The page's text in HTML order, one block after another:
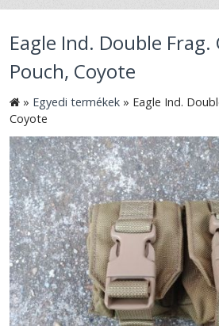
Eagle Ind. Double Frag.
Pouch, Coyote
» Egyedi termékek » Eagle Ind.
Coyote